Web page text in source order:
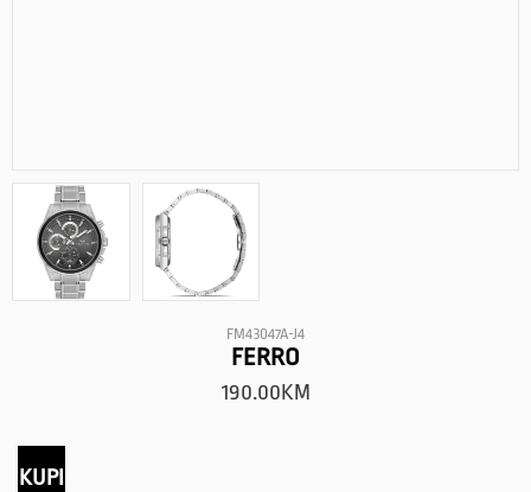
FM43047A-J4
FERRO
190.00KM
KUPI